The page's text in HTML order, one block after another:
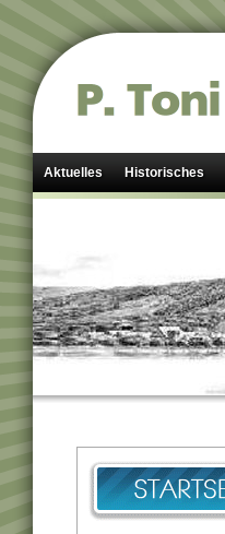
Aktuelles Historisches